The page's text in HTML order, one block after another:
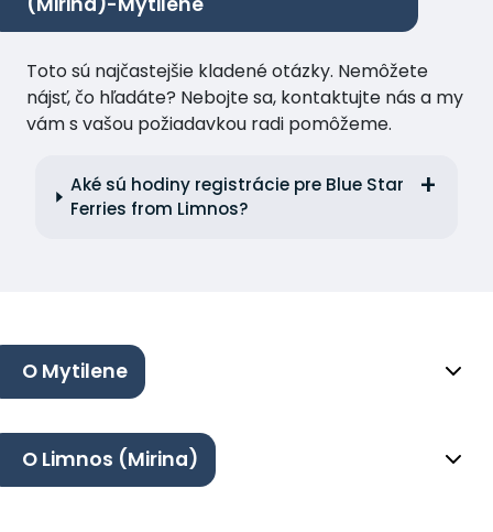
Toto sú najčastejšie kladené otázky. Nemôžete
nájsť, čo hľadáte? Nebojte sa, kontaktujte nás a my
vám s vašou požiadavkou radi pomôžeme.
Aké sú hodiny registrácie pre Blue Star
Ferries from Limnos?
O Mytilene
O Limnos (Mirina)